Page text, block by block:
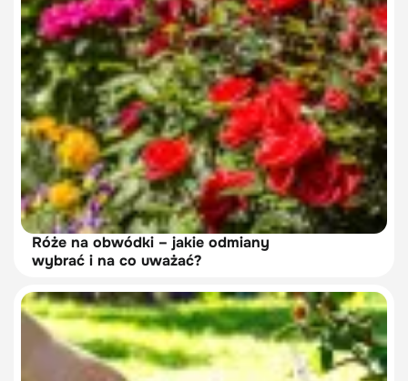
Róże na obwódki – jakie odmiany
wybrać i na co uważać?